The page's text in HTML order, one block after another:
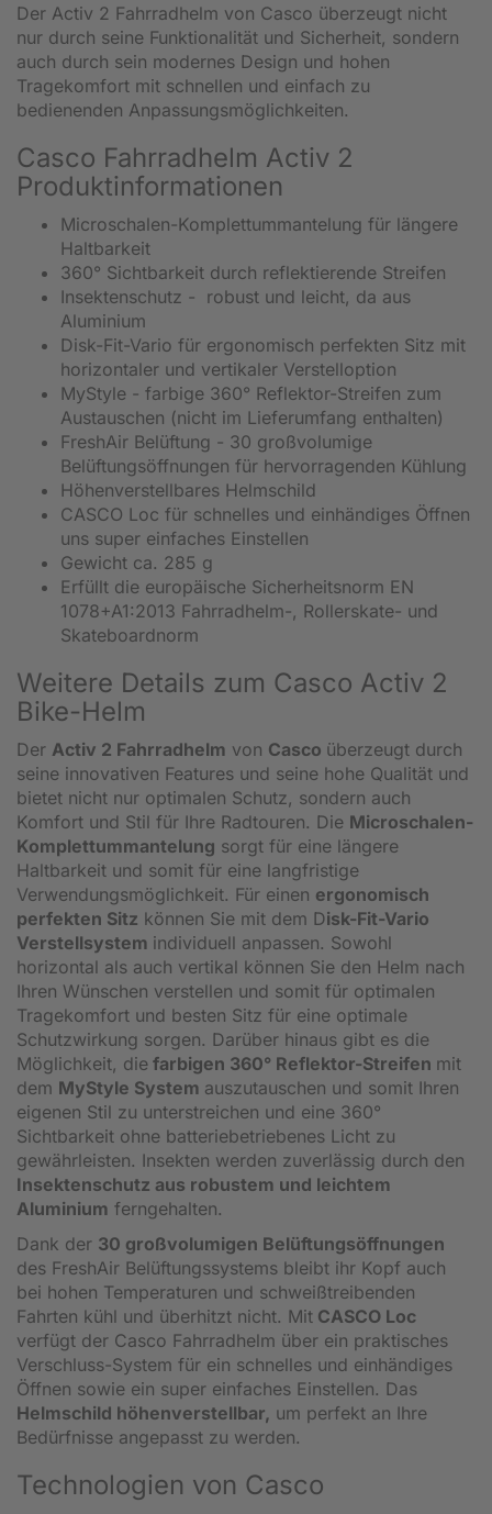
Der Activ 2 Fahrradhelm von Casco überzeugt nicht
nur durch seine Funktionalität und Sicherheit, sondern
auch durch sein modernes Design und hohen
Tragekomfort mit schnellen und einfach zu
bedienenden Anpassungsmöglichkeiten.
Casco Fahrradhelm Activ 2
Produktinformationen
Microschalen-Komplettummantelung für längere
Haltbarkeit
360° Sichtbarkeit durch reflektierende Streifen
Insektenschutz - robust und leicht, da aus
Aluminium
Disk-Fit-Vario für ergonomisch perfekten Sitz mit
horizontaler und vertikaler Verstelloption
MyStyle - farbige 360° Reflektor-Streifen zum
Austauschen (nicht im Lieferumfang enthalten)
FreshAir Belüftung - 30 großvolumige
Belüftungsöffnungen für hervorragenden Kühlung
Höhenverstellbares Helmschild
CASCO Loc für schnelles und einhändiges Öffnen
uns super einfaches Einstellen
Gewicht ca. 285 g
Erfüllt die europäische Sicherheitsnorm EN
1078+A1:2013 Fahrradhelm-, Rollerskate- und
Skateboardnorm
Weitere Details zum Casco Activ 2
Bike-Helm
Der Activ 2 Fahrradhelm von Casco überzeugt durch
seine innovativen Features und seine hohe Qualität und
bietet nicht nur optimalen Schutz, sondern auch
Komfort und Stil für Ihre Radtouren. Die Microschalen-
Komplettummantelung sorgt für eine längere
Haltbarkeit und somit für eine langfristige
Verwendungsmöglichkeit. Für einen ergonomisch
perfekten Sitz können Sie mit dem Disk-Fit-Vario
Verstellsystem individuell anpassen. Sowohl
horizontal als auch vertikal können Sie den Helm nach
Ihren Wünschen verstellen und somit für optimalen
Tragekomfort und besten Sitz für eine optimale
Schutzwirkung sorgen. Darüber hinaus gibt es die
Möglichkeit, die farbigen 360° Reflektor-Streifen mit
dem MyStyle System auszutauschen und somit Ihren
eigenen Stil zu unterstreichen und eine 360°
Sichtbarkeit ohne batteriebetriebenes Licht zu
gewährleisten. Insekten werden zuverlässig durch den
Insektenschutz aus robustem und leichtem
Aluminium ferngehalten.
Dank der 30 großvolumigen Belüftungsöffnungen
des FreshAir Belüftungssystems bleibt ihr Kopf auch
bei hohen Temperaturen und schweißtreibenden
Fahrten kühl und überhitzt nicht. Mit CASCO Loc
verfügt der Casco Fahrradhelm über ein praktisches
Verschluss-System für ein schnelles und einhändiges
Öffnen sowie ein super einfaches Einstellen. Das
Helmschild höhenverstellbar, um perfekt an Ihre
Bedürfnisse angepasst zu werden.
Technologien von Casco